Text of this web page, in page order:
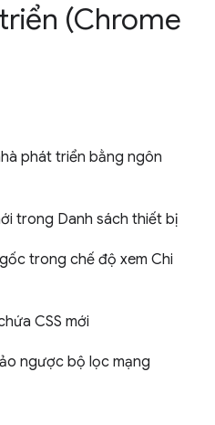
(Chrome
phát triển bằng ngôn
trong Danh sách thiết bị
trong chế độ xem Chi
CSS mới
ngược bộ lọc mạng